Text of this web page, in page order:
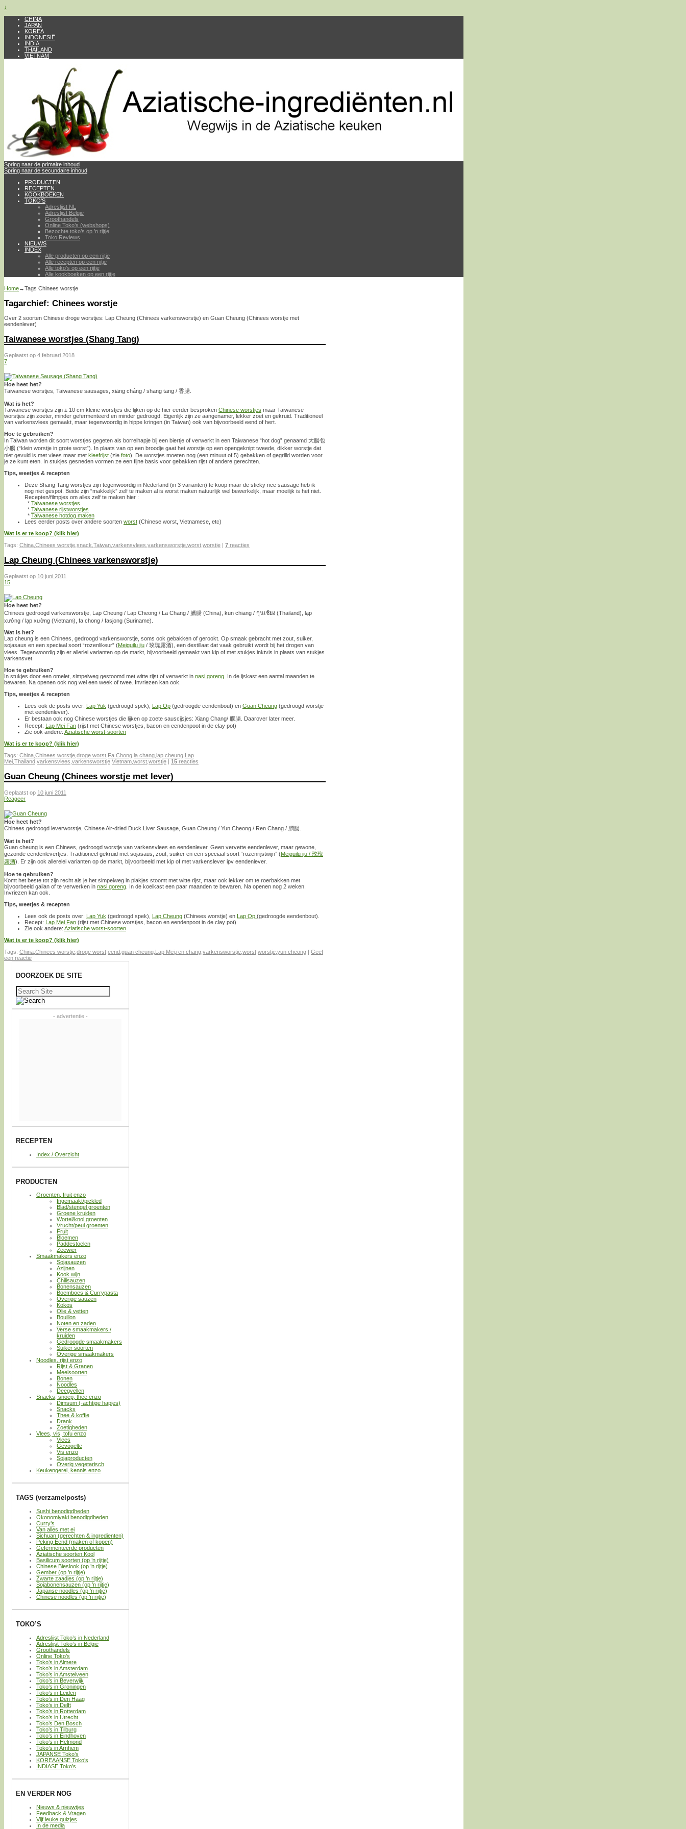
↓
CHINA
JAPAN
KOREA
INDONESIË
INDIA
THAILAND
VIETNAM
Spring naar de primaire inhoud
Spring naar de secundaire inhoud
PRODUCTEN
RECEPTEN
KOOKBOEKEN
TOKO’S
Adreslijst NL
Adreslijst België
Groothandels
Online Toko’s (webshops)
Bezochte toko’s op ’n rijtje
Toko Reviews
NIEUWS
INDEX
Alle producten op een rijtje
Alle recepten op een rijtje
Alle toko’s op een rijtje
Alle kookboeken op een rijtje
Home→Tags Chinees worstje
Tagarchief: Chinees worstje
Over 2 soorten Chinese droge worstjes: Lap Cheung (Chinees varkensworstje) en Guan Cheung (Chinees worstje met
eendenlever)
Taiwanese worstjes (Shang Tang)
Geplaatst op 4 februari 2018
7
Hoe heet het?
Taiwanese worstjes, Taiwanese sausages, xiāng cháng / shang tang / 香腸.
Wat is het?
Taiwanese worstjes zijn ± 10 cm kleine worstjes die lijken op de hier eerder besproken Chinese worstjes maar Taiwanese
worstjes zijn zoeter, minder gefermenteerd en minder gedroogd. Eigenlijk zijn ze aangenamer, lekker zoet en gekruid. Traditioneel
van varkensvlees gemaakt, maar tegenwoordig in hippe kringen (in Taiwan) ook van bijvoorbeeld eend of hert.
Hoe te gebruiken?
In Taiwan worden dit soort worstjes gegeten als borrelhapje bij een biertje of verwerkt in een Taiwanese “hot dog” genaamd 大腸包
小腸 (“klein worstje in grote worst”). In plaats van op een broodje gaat het worstje op een opengeknipt tweede, dikker worstje dat
niet gevuld is met vlees maar met kleefrijst (zie foto). De worstjes moeten nog (een minuut of 5) gebakken of gegrilld worden voor
je ze kunt eten. In stukjes gesneden vormen ze een fijne basis voor gebakken rijst of andere gerechten.
Tips, weetjes & recepten
Deze Shang Tang worstjes zijn tegenwoordig in Nederland (in 3 varianten) te koop maar de sticky rice sausage heb ik
nog niet gespot. Beide zijn “makkelijk” zelf te maken al is worst maken natuurlijk wel bewerkelijk, maar moeilijk is het niet.
Recepten/filmpjes om alles zelf te maken hier :
* Taiwanese worstjes
* Taiwanese rijstworstjes
* Taiwanese hotdog maken
Lees eerder posts over andere soorten worst (Chinese worst, Vietnamese, etc)
Wat is er te koop? (klik hier)
Tags: China Chinees worstje snack Taiwan varkensvlees varkensworstje worst worstje 7 reacties
Lap Cheung (Chinees varkensworstje)
Geplaatst op 10 juni 2011
15
Hoe heet het?
Chinees gedroogd varkensworstje, Lap Cheung / Lap Cheong / La Chang / 臘腸 (China), kun chiang / กุนเชียง (Thailand), lạp
xưởng / lạp xường (Vietnam), fa chong / fasjong (Suriname).
Wat is het?
Lap cheung is een Chinees, gedroogd varkensworstje, soms ook gebakken of gerookt. Op smaak gebracht met zout, suiker,
sojasaus en een speciaal soort “rozenlikeur” (Meiguilu jiu / 玫瑰露酒), een destillaat dat vaak gebruikt wordt bij het drogen van
vlees. Tegenwoordig zijn er allerlei varianten op de markt, bijvoorbeeld gemaakt van kip of met stukjes inktvis in plaats van stukjes
varkensvet.
Hoe te gebruiken?
In stukjes door een omelet, simpelweg gestoomd met witte rijst of verwerkt in nasi goreng . In de ijskast een aantal maanden te
bewaren. Na openen ook nog wel een week of twee. Invriezen kan ook.
Tips, weetjes & recepten
Lees ook de posts over:
Lap Yuk (gedroogd spek), Lap Op (gedroogde eendenbout) en Guan Cheung (gedroogd worstje
met eendenlever).
Er bestaan ook nog Chinese worstjes die lijken op zoete sauscijsjes: Xiang Chang/ 膶腸. Daarover later meer.
Recept:
Lap Mei Fan (rijst met Chinese worstjes, bacon en eendenpoot in de clay pot)
Zie ook andere: Aziatische worst-soorten
Wat is er te koop? (klik hier)
Tags: China Chinees worstje droge worst Fa Chong la chang lap cheung
Lap
Mei Thailand varkensvlees varkensworstje Vietnam worst worstje 15 reacties
Guan Cheung (Chinees worstje met lever)
Geplaatst op 10 juni 2011
Reageer
Hoe heet het?
Chinees gedroogd leverworstje, Chinese Air-dried Duck Liver Sausage, Guan Cheung / Yun Cheong / Ren Chang / 膶腸.
Wat is het?
Guan cheung is een Chinees, gedroogd worstje van varkensvlees en eendenlever. Geen vervette eendenlever, maar gewone,
gezonde eendenlevertjes. Traditioneel gekruid met sojasaus, zout, suiker en een speciaal soort “rozenrijstwijn” (Meiguilu jiu / 玫瑰
露酒). Er zijn ook allerelei varianten op de markt, bijvoorbeeld met kip of met varkenslever ipv eendenlever.
Hoe te gebruiken?
Komt het beste tot zijn recht als je het simpelweg in plakjes stoomt met witte rijst, maar ook lekker om te roerbakken met
bijvoorbeeld gailan of te verwerken in nasi goreng . In de koelkast een paar maanden te bewaren. Na openen nog 2 weken.
Invriezen kan ook.
Tips, weetjes & recepten
Lees ook de posts over:
Lap Yuk (gedroogd spek), Lap Cheung (Chinees worstje) en Lap Op (gedroogde eendenbout).
Recept:
Lap Mei Fan (rijst met Chinese worstjes, bacon en eendenpoot in de clay pot)
Zie ook andere: Aziatische worst-soorten
Wat is er te koop? (klik hier)
Tags: China Chinees worstje droge worst eend guan cheung Lap Mei ren chang varkensworstje worst worstje yun cheong
Geef
een reactie
DOORZOEK DE SITE
Zoeken
naar:
- advertentie -
RECEPTEN
Index / Overzicht
PRODUCTEN
Groenten, fruit enzo
Ingemaakt/pickled
Blad/stengel groenten
Groene kruiden
Wortel/knol groenten
Vrucht/peul groenten
Fruit
Bloemen
Paddestoelen
Zeewier
Smaakmakers enzo
Sojasauzen
Azijnen
Kook wijn
Chilisauzen
Bonensauzen
Boemboes & Currypasta
Overige sauzen
Kokos
Olie & vetten
Bouillon
Noten en zaden
Verse smaakmakers /
kruiden
Gedroogde smaakmakers
Suiker soorten
Overige smaakmakers
Noodles, rijst enzo
Rijst & Granen
Meelsoorten
Bonen
Noodles
Deegvellen
Snacks, snoep, thee enzo
Dimsum (-achtige hapjes)
Snacks
Thee & koffie
Drank
Zoetigheden
Vlees, vis, tofu enzo
Vlees
Gevogelte
Vis enzo
Sojaproducten
Overig vegetarisch
Keukengerei, kennis enzo
TAGS (verzamelposts)
Sushi benodigdheden
Okonomiyaki benodigdheden
Curry’s
Van alles met ei
Sichuan (gerechten & ingredienten)
Peking Eend (maken of kopen)
Gefermenteerde producten
Aziatische soorten Kool
Basilicum soorten (op ’n rijtje)
Chinese Bieslook (op ’n rijtje)
Gember (op ’n rijtje)
Zwarte zaadjes (op ’n rijtje)
Sojabonensauzen (op ’n rijtje)
Japanse noodles (op ’n rijtje)
Chinese noodles (op ’n rijtje)
TOKO’S
Adreslijst Toko’s in Nederland
Adreslijst Toko’s in België
Groothandels
Online Toko’s
Toko’s in Almere
Toko’s in Amsterdam
Toko’s in Amstelveen
Toko’s in Beverwijk
Toko’s in Groningen
Toko’s in Leiden
Toko’s in Den Haag
Toko’s in Delft
Toko’s in Rotterdam
Toko’s in Utrecht
Toko’s Den Bosch
Toko’s in Tilburg
Toko’s in Eindhoven
Toko’s in Helmond
Toko’s in Arnhem
JAPANSE Toko’s
KOREAANSE Toko’s
INDIASE Toko’s
EN VERDER NOG
Nieuws & nieuwtjes
Feedback & Vragen
Vijf leuke quizjes
In de media